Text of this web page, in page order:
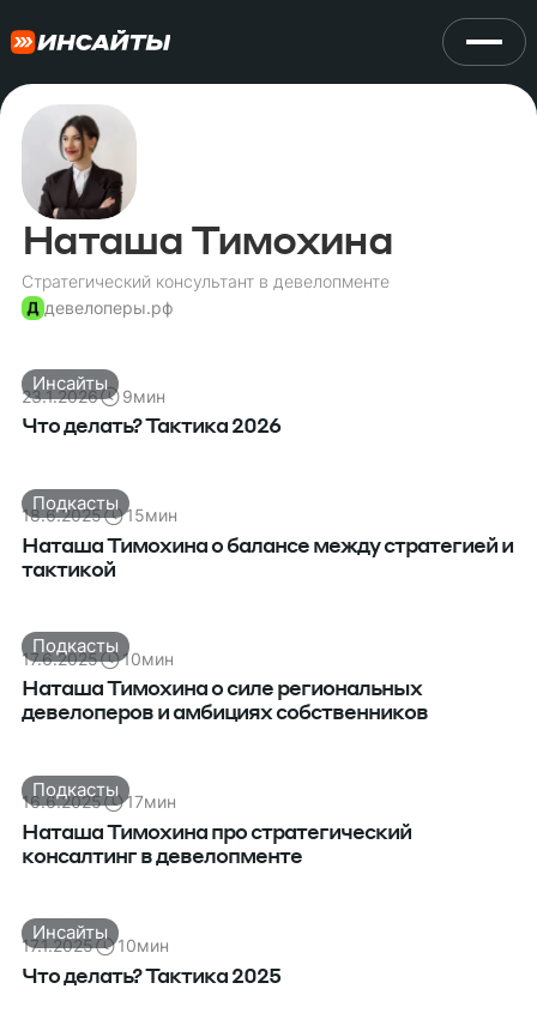
Наташа Тимохина
Стратегический консультант в девелопменте
девелоперы.рф
23.1.2026 9мин
Что делать? Тактика 2026
Инсайты
18.6.2025 15мин
Наташа Тимохина о балансе между стратегией и
тактикой
Подкасты
17.6.2025 10мин
Наташа Тимохина о силе региональных
девелоперов и амбициях собственников
Подкасты
16.6.2025 17мин
Наташа Тимохина про стратегический
консалтинг в девелопменте
Подкасты
17.1.2025 10мин
Что делать? Тактика 2025
Инсайты